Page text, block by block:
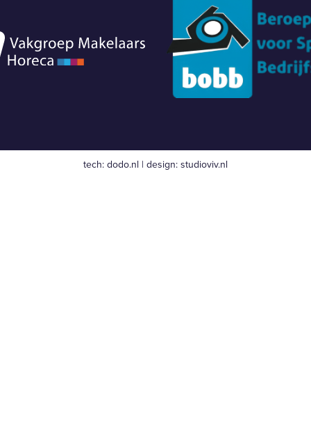
tech: dodo.nl | design: studioviv.nl